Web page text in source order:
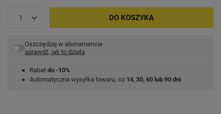
DO KOSZYKA
Oszczędzaj w abonamencie
sprawdź, jak to działa
Rabat do -10%
Automatyczna wysyłka towaru, co 14, 30, 60 lub 90 dni